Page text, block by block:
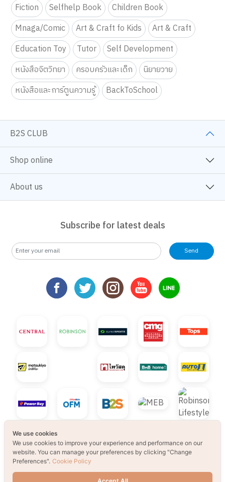
Fiction
Selfhelp Book
Children Book
Mnaga/Comic
Art & Craft fo Kids
Art & Craft
Education Toy
Tutor
Self Development
หนังสือจิตวิทยา
ครอบครัวและเด็ก
นิยายวาย
หนังสือและการ์ตูนความรู้
BackToSchool
B2S CLUB
Shop online
About us
Subscribe for latest deals
Send
© 2021 B2S CLUB, All rights reserved. Web
Design by
We use cookies
We use cookies to improve your experience and performance on our
website. You can manage your preferences by clicking "Change
Preferences". Cookie Policy